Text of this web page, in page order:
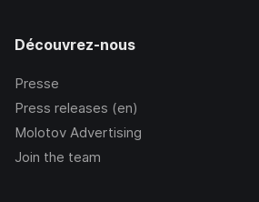
Découvrez-nous
Presse
Press releases (en)
Molotov Advertising
Join the team